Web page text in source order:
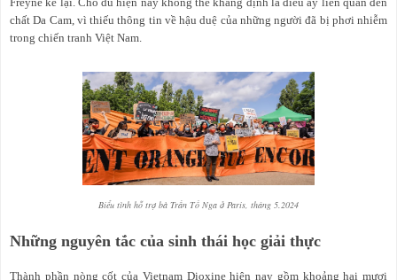
chất Da Cam, vì thiếu thông tin về hậu duệ của những người đã bị phơi nhiễm
trong chiến tranh Việt Nam.
Biểu tình hỗ trợ bà Trần Tố Nga ở Paris, tháng 5.2024
Những nguyên tắc của sinh thái học giải thực
Thành phần nòng cốt của Vietnam Dioxine hiện nay gồm khoảng hai mươi